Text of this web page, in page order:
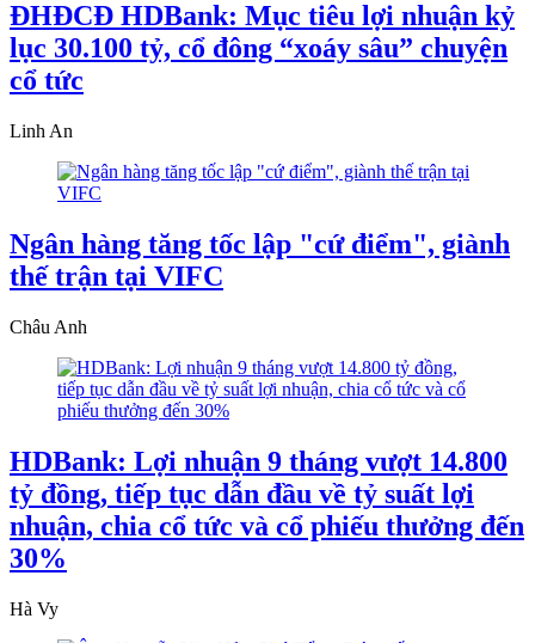
ĐHĐCĐ HDBank: Mục tiêu lợi nhuận kỷ
lục 30.100 tỷ, cổ đông “xoáy sâu” chuyện
cổ tức
Linh An
Ngân hàng tăng tốc lập "cứ điểm", giành
thế trận tại VIFC
Châu Anh
HDBank: Lợi nhuận 9 tháng vượt 14.800
tỷ đồng, tiếp tục dẫn đầu về tỷ suất lợi
nhuận, chia cổ tức và cổ phiếu thưởng đến
30%
Hà Vy